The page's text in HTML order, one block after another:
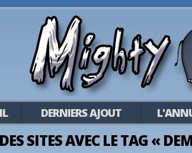
DERNIERS AJOUT
SITES AVEC LE TAG «